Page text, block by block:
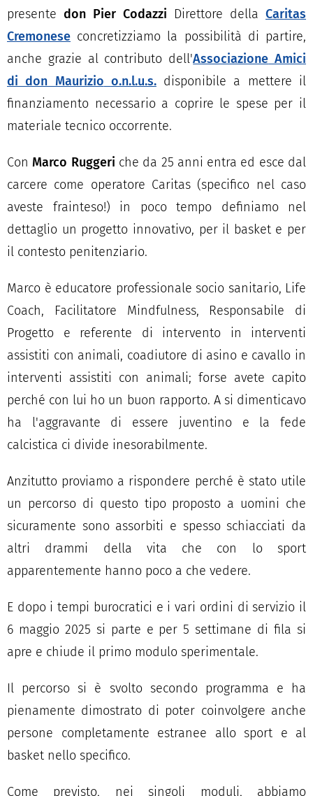
presente don Pier Codazzi Direttore della Caritas
Cremonese concretizziamo la possibilità di partire,
anche grazie al contributo dell'Associazione Amici
di don Maurizio o.n.l.u.s.disponibile a mettere il
finanziamento necessario a coprire le spese per il
materiale tecnico occorrente.
ConMarco Ruggeri che da 25 anni entra ed esce dal
carcere come operatore Caritas (specifico nel caso
aveste frainteso!) in poco tempo definiamo nel
dettaglio un progetto innovativo, per il basket e per
il contesto penitenziario.
Marco è educatore professionale socio sanitario, Life
Coach, Facilitatore Mindfulness, Responsabile di
Progetto e referente di intervento in interventi
assistiti con animali, coadiutore di asino e cavallo in
interventi assistiti con animali; forse avete capito
perché con lui ho un buon rapporto. A si dimenticavo
ha l'aggravante di essere juventino e la fede
calcistica ci divide inesorabilmente.
Anzitutto proviamo a rispondere perché è stato utile
un percorso di questo tipo proposto a uomini che
sicuramente sono assorbiti e spesso schiacciati da
altri drammi della vita che con lo sport
apparentemente hanno poco a che vedere.
E dopo i tempi burocratici e i vari ordini di servizio il
6 maggio 2025 si parte e per 5 settimane di fila si
apre e chiude il primo modulo sperimentale.
Il percorso si è svolto secondo programma e ha
pienamente dimostrato di poter coinvolgere anche
persone completamente estranee allo sport e al
basket nello specifico.
Come previsto, nei singoli moduli, abbiamo